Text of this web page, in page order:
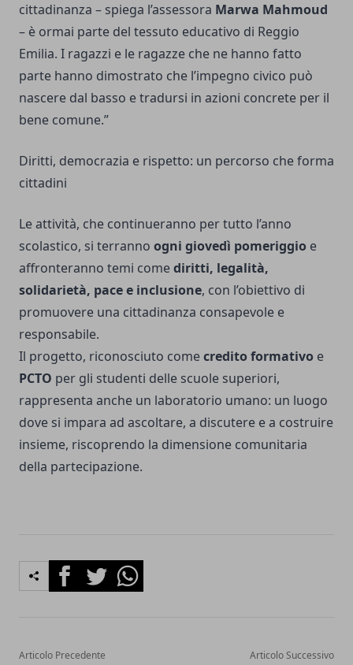
cittadinanza – spiega l’assessora Marwa Mahmoud
– è ormai parte del tessuto educativo di Reggio
Emilia. I ragazzi e le ragazze che ne hanno fatto
parte hanno dimostrato che l’impegno civico può
nascere dal basso e tradursi in azioni concrete per il
bene comune.”
Diritti, democrazia e rispetto: un percorso che forma
cittadini
Le attività, che continueranno per tutto l’anno
scolastico, si terranno ogni giovedì pomeriggio e
affronteranno temi comediritti, legalità,
solidarietà, pace e inclusione, con l’obiettivo di
promuovere una cittadinanza consapevole e
responsabile.
Il progetto, riconosciuto comecredito formativo e
PCTO per gli studenti delle scuole superiori,
rappresenta anche un laboratorio umano: un luogo
dove si impara ad ascoltare, a discutere e a costruire
insieme, riscoprendo la dimensione comunitaria
della partecipazione.
FacebookTwitterWhatsapp
Articolo Precedente Articolo Successivo